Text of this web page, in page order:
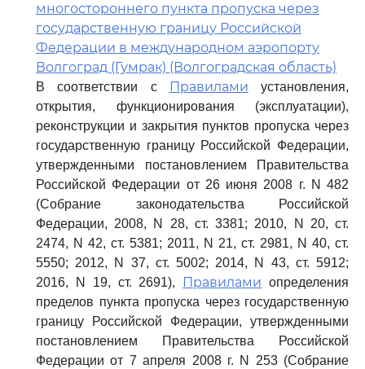
многостороннего пункта пропуска через
государственную границу Российской
Федерации в международном аэропорту
Волгоград (Гумрак) (Волгоградская область)
В соответствии с Правилами установления,
открытия, функционирования (эксплуатации),
реконструкции и закрытия пунктов пропуска через
государственную границу Российской Федерации,
утвержденными постановлением Правительства
Российской Федерации от 26 июня 2008 г. N 482
(Собрание законодательства Российской
Федерации, 2008, N 28, ст. 3381; 2010, N 20, ст.
2474, N 42, ст. 5381; 2011, N 21, ст. 2981, N 40, ст.
5550; 2012, N 37, ст. 5002; 2014, N 43, ст. 5912;
2016, N 19, ст. 2691),
Правилами определения
пределов пункта пропуска через государственную
границу Российской Федерации, утвержденными
постановлением Правительства Российской
Федерации от 7 апреля 2008 г. N 253 (Собрание